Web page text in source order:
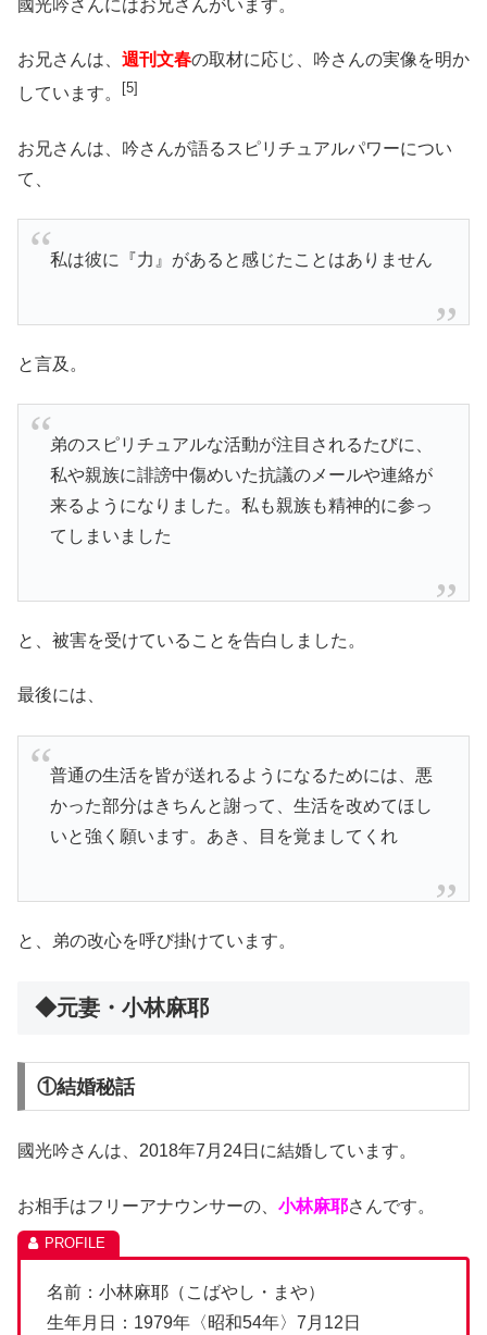
國光吟さんにはお兄さんがいます。
お兄さんは、 週刊文春の取材に応じ、吟さんの実像を明か
しています。
[5]
お兄さんは、吟さんが語るスピリチュアルパワーについ
て、
私は彼に『力』があると感じたことはありません
と言及。
弟のスピリチュアルな活動が注目されるたびに、
私や親族に誹謗中傷めいた抗議のメールや連絡が
来るようになりました。私も親族も精神的に参っ
てしまいました
と、被害を受けていることを告白しました。
最後には、
普通の生活を皆が送れるようになるためには、悪
かった部分はきちんと謝って、生活を改めてほし
いと強く願います。あき、目を覚ましてくれ
と、弟の改心を呼び掛けています。
◆元妻・小林麻耶
①結婚秘話
國光吟さんは、2018年7月24日に結婚しています。
お相手はフリーアナウンサーの、 小林麻耶さんです。
名前：小林麻耶（こばやし・まや）
生年月日：1979年〈昭和54年〉7月12日